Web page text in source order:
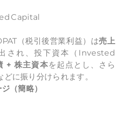
Capital
（税引後営業利益）は売上
され、投下資本（Invested
+ 株主資本を起点とし、さら
に振り分けられます。
（簡略）